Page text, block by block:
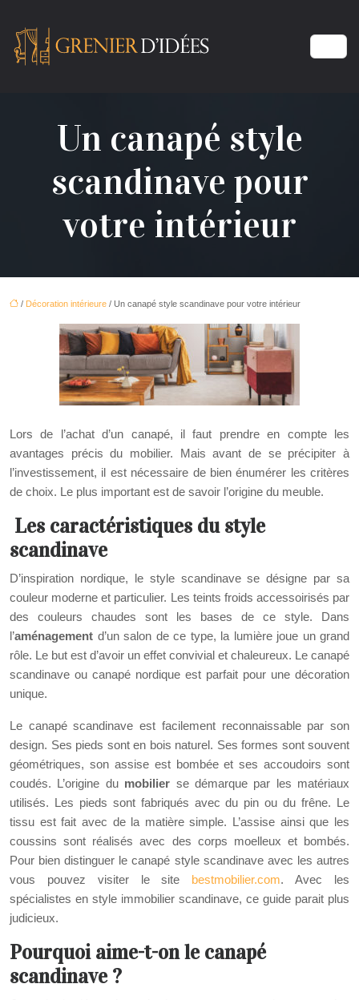
Un canapé style
scandinave pour
votre intérieur
/ Décoration intérieure / Un canapé style scandinave pour votre intérieur
Lors de l’achat d’un canapé, il faut prendre en compte les
avantages précis du mobilier. Mais avant de se précipiter à
l’investissement, il est nécessaire de bien énumérer les critères
de choix. Le plus important est de savoir l’origine du meuble.
Les caractéristiques du style
scandinave
D’inspiration nordique, le style scandinave se désigne par sa
couleur moderne et particulier. Les teints froids accessoirisés par
des couleurs chaudes sont les bases de ce style. Dans
l’aménagement d’un salon de ce type, la lumière joue un grand
rôle. Le but est d’avoir un effet convivial et chaleureux. Le canapé
scandinave ou canapé nordique est parfait pour une décoration
unique.
Le canapé scandinave est facilement reconnaissable par son
design. Ses pieds sont en bois naturel. Ses formes sont souvent
géométriques, son assise est bombée et ses accoudoirs sont
coudés. L’origine dumobilier se démarque par les matériaux
utilisés. Les pieds sont fabriqués avec du pin ou du frêne. Le
tissu est fait avec de la matière simple. L’assise ainsi que les
coussins sont réalisés avec des corps moelleux et bombés.
Pour bien distinguer le canapé style scandinave avec les autres
vous pouvez visiter le site bestmobilier.com. Avec les
spécialistes en style immobilier scandinave, ce guide parait plus
judicieux.
Pourquoi aime-t-on le canapé
scandinave ?